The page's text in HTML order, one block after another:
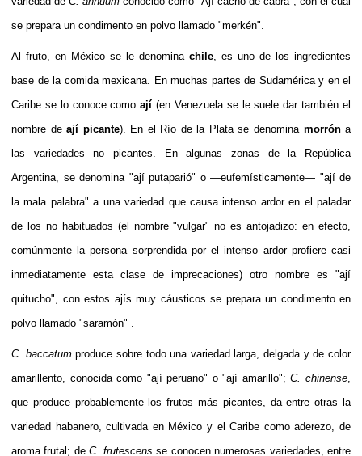
se prepara un condimento en polvo llamado "merkén".
Al fruto, en México se le denomina chile , es uno de los ingredientes
base de la comida mexicana. En muchas partes de Sudamérica y en el
Caribe se lo conoce comoají (en Venezuelase le suele dar también el
nombre deají picante). En el Río de la Platase denomina morróna
las variedades no picantes. En algunas zonas de la
República
Argentina , se denomina "ají putaparió" o —eufemísticamente— "ají de
la mala palabra" a una variedad que causa intenso ardor en el paladar
de los no habituados (el nombre "vulgar" no es antojadizo: en efecto,
comúnmente la persona sorprendida por el intenso ardor profiere casi
inmediatamente esta clase de imprecaciones) otro nombre es "ají
quitucho", con estos ajís muy cáusticos se prepara un condimento en
polvo llamado "saramón" .
C. baccatumproduce sobre todo una variedad larga, delgada y de color
amarillento, conocida como "ají peruano" o "ají amarillo";C. chinense
que produce probablemente los frutos más picantes, da entre otras la
variedad habanero, cultivada en México y el Caribe como aderezo, de
aroma frutal; deC. frutescens se conocen numerosas variedades, entre